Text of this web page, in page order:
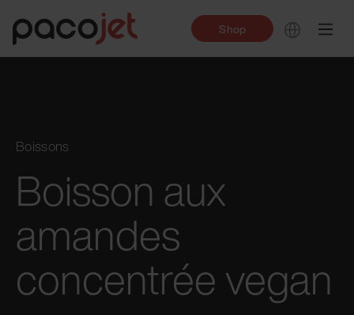
Shop
Boissons
Boisson aux
amandes
concentrée vegan